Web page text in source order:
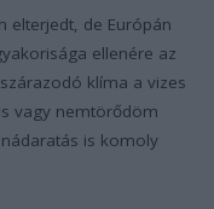
elterjedt, de Európán
ellenére az
klíma a vizes
vagy nemtörődöm
is komoly